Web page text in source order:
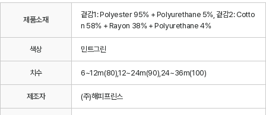
제품소재
겉감1: Polyester 95% + Polyurethane 5%, 겉감2: Cotto
n 58% + Rayon 38% + Polyurethane 4%
색상 민트그린
치수 6~12m(80),12~24m(90),24~36m(100)
제조자 (주)해피프린스